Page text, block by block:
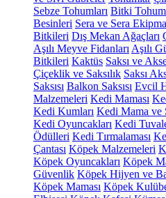
Sebze Tohumları Bitki
Besinleri Sera ve Sera
Bitkileri Dış Mekan Ağaçları
Aşılı Meyve Fidanları Aşılı
Bitkileri Kaktüs Saksı ve
Çiçeklik ve Saksılık Saksı
Saksısı Balkon Saksısı Evcil
Malzemeleri Kedi Maması
Kedi Kumları Kedi Mama ve
Kedi Oyuncakları Kedi
Ödülleri Kedi Tırmalaması
Çantası Köpek Malzemeleri
Köpek Oyuncakları Köpek
Güvenlik Köpek Hijyen ve
Köpek Maması Köpek